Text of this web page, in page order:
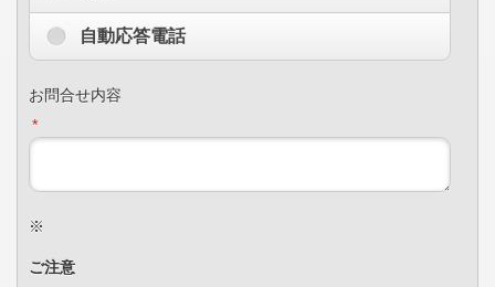
自動応答電話
お問合せ内容
*
※
ご注意